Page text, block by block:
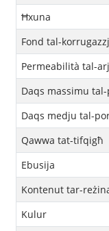
Ħxuna
Fond tal-
Permeabilità tal-
Daqs massimu
Daqs medju tal-
Qawwa tat-tifqigħ
Ebusija
Kontenut tar-
Kulur